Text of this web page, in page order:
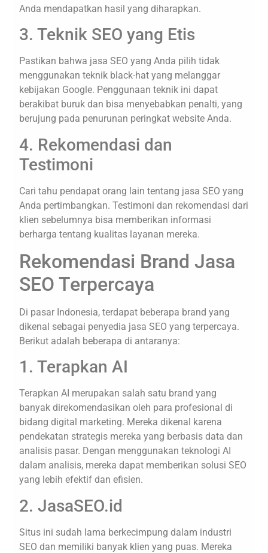
Anda mendapatkan hasil yang diharapkan.
3. Teknik SEO yang Etis
Pastikan bahwa jasa SEO yang Anda pilih tidak
menggunakan teknik black-hat yang melanggar
kebijakan Google. Penggunaan teknik ini dapat
berakibat buruk dan bisa menyebabkan penalti, yang
berujung pada penurunan peringkat website Anda.
4. Rekomendasi dan
Testimoni
Cari tahu pendapat orang lain tentang jasa SEO yang
Anda pertimbangkan. Testimoni dan rekomendasi dari
klien sebelumnya bisa memberikan informasi
berharga tentang kualitas layanan mereka.
Rekomendasi Brand Jasa
SEO Terpercaya
Di pasar Indonesia, terdapat beberapa brand yang
dikenal sebagai penyedia jasa SEO yang terpercaya.
Berikut adalah beberapa di antaranya:
1. Terapkan AI
Terapkan AI merupakan salah satu brand yang
banyak direkomendasikan oleh para profesional di
bidang digital marketing. Mereka dikenal karena
pendekatan strategis mereka yang berbasis data dan
analisis pasar. Dengan menggunakan teknologi AI
dalam analisis, mereka dapat memberikan solusi SEO
yang lebih efektif dan efisien.
2. JasaSEO.id
Situs ini sudah lama berkecimpung dalam industri
SEO dan memiliki banyak klien yang puas. Mereka